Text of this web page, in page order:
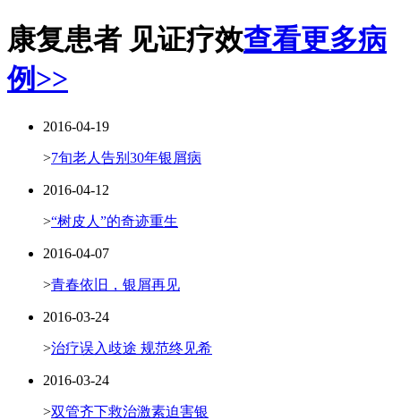
康复患者 见证疗效查看更多病
例>>
2016-04-19
>7旬老人告别30年银屑病
2016-04-12
>“树皮人”的奇迹重生
2016-04-07
>青春依旧，银屑再见
2016-03-24
>治疗误入歧途 规范终见希
2016-03-24
>双管齐下救治激素迫害银